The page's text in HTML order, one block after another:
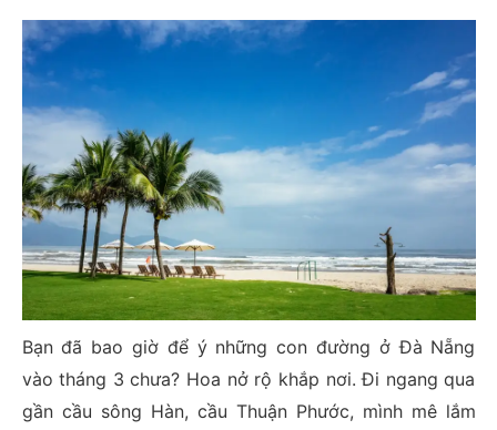
Bạn đã bao giờ để ý những con đường ở Đà Nẵng
vào tháng 3 chưa? Hoa nở rộ khắp nơi. Đi ngang qua
gần cầu sông Hàn, cầu Thuận Phước, mình mê lắm